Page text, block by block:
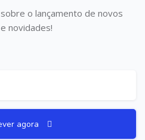
o lançamento de novos
novidades!
agora